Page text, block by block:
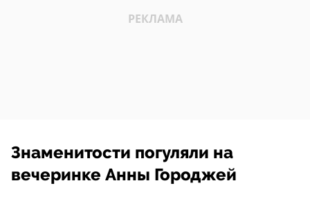
Знаменитости погуляли на
вечеринке Анны Городжей